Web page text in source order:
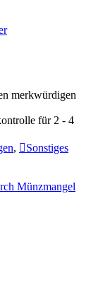
merkwürdigen
für 2 - 4
,
Sonstiges
Münzmangel